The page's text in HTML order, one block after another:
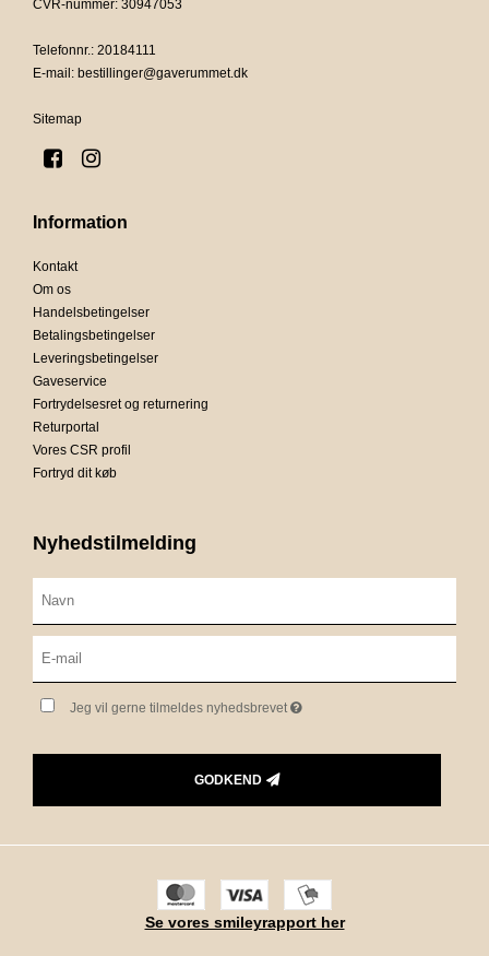
CVR-nummer: 30947053
Telefonnr. : 20184111
E-mail: bestillinger@gaverummet.dk
Sitemap
Information
Kontakt
Om os
Handelsbetingelser
Betalingsbetingelser
Leveringsbetingelser
Gaveservice
Fortrydelsesret og returnering
Returportal
Vores CSR profil
Fortryd dit køb
Nyhedstilmelding
Jeg vil gerne tilmeldes nyhedsbrevet
GODKEND
Se vores smileyrapport her